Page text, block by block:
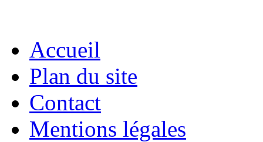
Accueil
Plan du site
Contact
Mentions légales